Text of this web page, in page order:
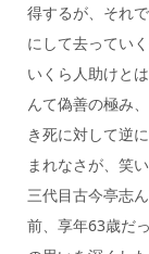
得するが、それ
にして去ってい
いくら人助けと
んて偽善の極み
き死に対して逆
まれなさが、笑
三代目古今亭志
前、享年63歳だ